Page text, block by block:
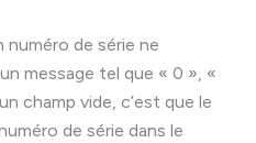
numéro de série ne
message tel que « 0 », «
champ vide, c’est que le
de série dans le